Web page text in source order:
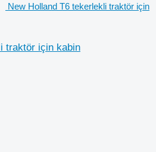
New Holland T6 tekerlekli traktör için
traktör için kabin